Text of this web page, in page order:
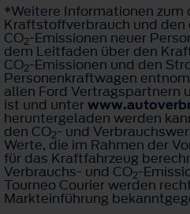
*Weitere Informationen zum
Kraftstoffverbrauch und den
CO2-Emissionen neuer
dem Leitfaden über den
CO2-Emissionen und den
Personenkraftwagen
allen Ford Vertragspartnern
ist und unter
heruntergeladen werden
den CO2- und
Werte, die im Rahmen der
für das Kraftfahrzeug
Verbrauchs- und CO2-
Tourneo Courier werden
Markteinführung